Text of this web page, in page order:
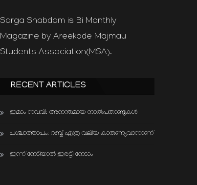
Sarga Shabdam is Bi Monthly
Magazine by Areekode Majmau
Students Association(MSA).
RECENT ARTICLES
ഇമാം നവവി: അനന്തമായ നാൽപതാണ്ടുകൾ
പശ്ചാത്താപം: റബ്ബ് എത്ര വലിയ കാരുണ്യവാനാണ്
ഇന്ന് നേടിയാൽ ഇരട്ടി നേടാം